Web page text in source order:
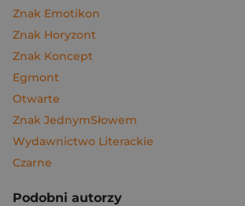
Znak Emotikon
Znak Horyzont
Znak Koncept
Egmont
Otwarte
Znak JednymSłowem
Wydawnictwo Literackie
Czarne
Podobni autorzy